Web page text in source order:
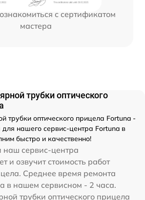
с сертификатом
мастера
трубки оптического
трубки оптического прицела Fortuna -
нашего сервис-центра Fortuna в
быстро и качественно!
наш сервис-центра
и озвучит стоимость работ
Среднее время ремонта
в нашем сервисном - 2 часа.
трубки оптического прицела